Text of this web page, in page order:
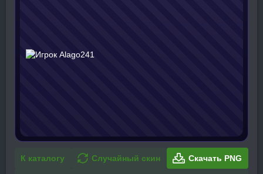
К каталогу Случайный скин Скачать PNG